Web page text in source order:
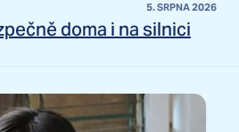
5. SRPNA 2026
doma i na silnici